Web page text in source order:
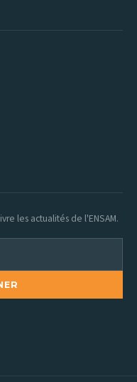
les actualités de l'ENSAM.